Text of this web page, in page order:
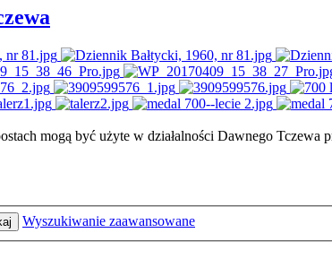
mogą być użyte w działalności Dawnego Tczewa
Wyszukiwanie zaawansowane